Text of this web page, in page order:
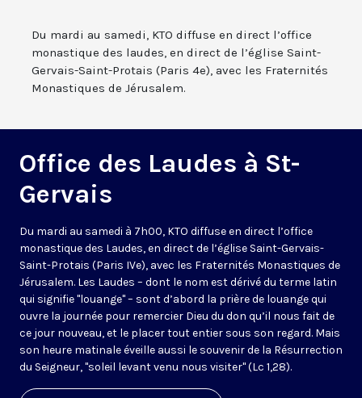
Du mardi au samedi, KTO diffuse en direct l’office
monastique des laudes, en direct de l’église Saint-
Gervais-Saint-Protais (Paris 4e), avec les Fraternités
Monastiques de Jérusalem.
Office des Laudes à St-
Gervais
Du mardi au samedi à 7h00, KTO diffuse en direct l’office
monastique des Laudes, en direct de l’église Saint-Gervais-
Saint-Protais (Paris IVe), avec les Fraternités Monastiques de
Jérusalem. Les Laudes – dont le nom est dérivé du terme latin
qui signifie "louange" – sont d’abord la prière de louange qui
ouvre la journée pour remercier Dieu du don qu’il nous fait de
ce jour nouveau, et le placer tout entier sous son regard. Mais
son heure matinale éveille aussi le souvenir de la Résurrection
du Seigneur, "soleil levant venu nous visiter" (Lc 1,28).